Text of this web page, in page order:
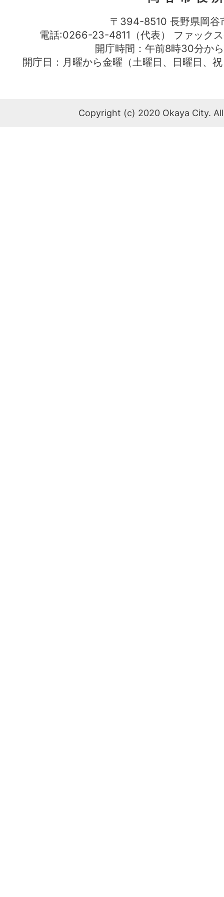
〒394-8510 長野県岡谷
電話:0266-23-4811（代表） ファッ
開庁時間：午前8時30分か
開庁日：月曜から金曜（土曜日、日曜日、
Copyright (c) 2020 Okaya City.